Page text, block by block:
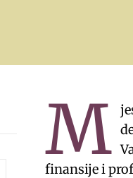
M
finansije i